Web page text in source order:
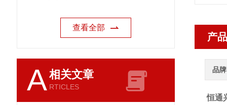
查看全部
A相关文章
RTICLES
产
品牌
恒通